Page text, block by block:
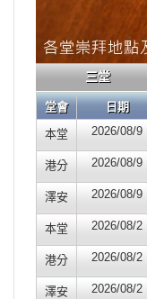
三堂
堂會 日期
本堂
2026/08/9
港分 2026/08/9
澤安 2026/08/9
本堂 2026/08/2
港分 2026/08/2
澤安 2026/08/2